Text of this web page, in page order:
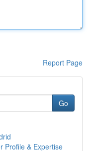
Report Page
Go
Profile & Expertise